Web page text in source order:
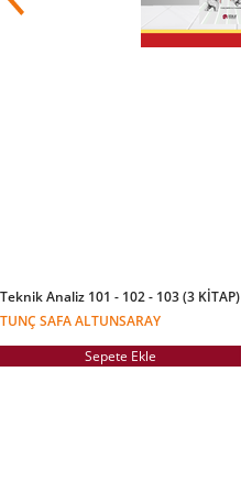
Teknik Analiz 101 - 102 - 103 (3 KİTAP)
TUNÇ SAFA ALTUNSARAY
Sepete Ekle